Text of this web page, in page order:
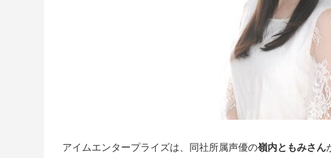
アイムエンタープライズは、同社所属声優の嶺内ともみさん